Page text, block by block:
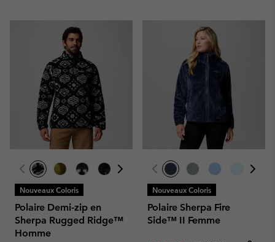
Nouveaux Coloris
Polaire Demi-zip en
Sherpa Rugged Ridge™
Homme
Nouveaux Coloris
Polaire Sherpa Fire
Side™ II Femme